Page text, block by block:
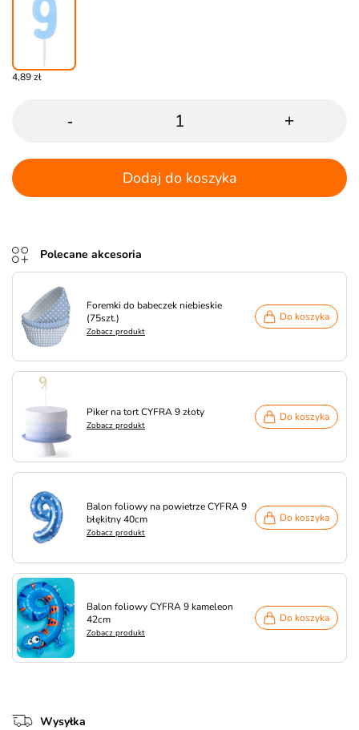
4,89 zł
- +
Dodaj do koszyka
Polecane akcesoria
Foremki do babeczek niebieskie
(75szt.)
Zobacz produkt
Do koszyka
Piker na tort CYFRA 9 złoty
Zobacz produkt
Do koszyka
Balon foliowy na powietrze CYFRA 9
błękitny 40cm
Zobacz produkt
Do koszyka
Balon foliowy CYFRA 9 kameleon
42cm
Zobacz produkt
Do koszyka
Wysyłka